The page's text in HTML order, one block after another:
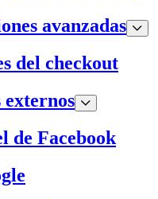
avanzadas
del checkout
externos
de Facebook